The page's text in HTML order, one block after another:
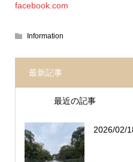
facebook.com
Information
最新記事
最近の記事
2026/02/